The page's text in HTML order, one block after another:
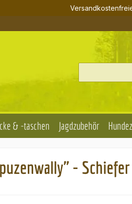
& -taschen Jagdzubehör
- Schiefer